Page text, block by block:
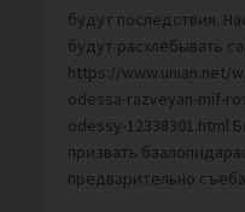
будут последствия.
будут расхлёбывать
https://www.unian.net/
odessa-razveyan-mif-
odessy-12338301.html
призвать
предварительно